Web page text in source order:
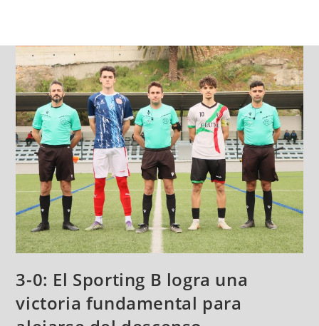
3-0: El Sporting B logra una
victoria fundamental para